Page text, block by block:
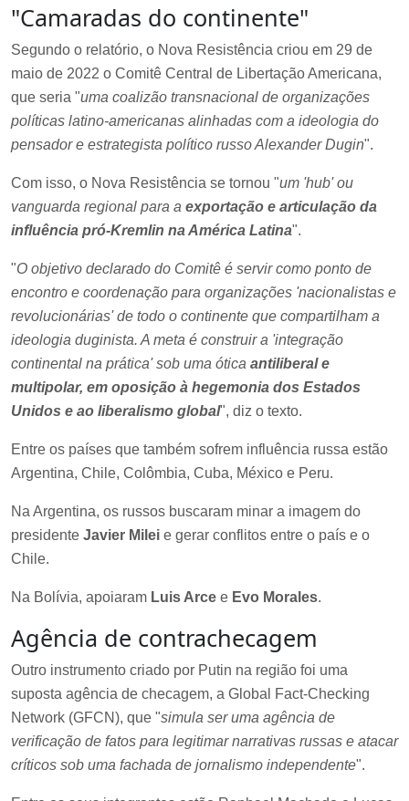
"Camaradas do continente"
Segundo o relatório, o Nova Resistência criou em 29 de
maio de 2022 o Comitê Central de Libertação Americana,
que seria "uma coalizão transnacional de organizações
políticas latino-americanas alinhadas com a ideologia do
pensador e estrategista político russo Alexander Dugin".
Com isso, o Nova Resistência se tornou "um 'hub' ou
vanguarda regional para a exportação e articulação da
influência pró-Kremlin na América Latina".
"O objetivo declarado do Comitê é servir como ponto de
encontro e coordenação para organizações 'nacionalistas e
revolucionárias' de todo o continente que compartilham a
ideologia duginista. A meta é construir a 'integração
continental na prática' sob uma ótica antiliberal e
multipolar, em oposição à hegemonia dos Estados
Unidos e ao liberalismo global", diz o texto.
Entre os países que também sofrem influência russa estão
Argentina, Chile, Colômbia, Cuba, México e Peru.
Na Argentina, os russos buscaram minar a imagem do
presidente Javier Milei e gerar conflitos entre o país e o
Chile.
Na Bolívia, apoiaram Luis Arce e Evo Morales.
Agência de contrachecagem
Outro instrumento criado por Putin na região foi uma
suposta agência de checagem, a Global Fact-Checking
Network (GFCN), que "simula ser uma agência de
verificação de fatos para legitimar narrativas russas e atacar
críticos sob uma fachada de jornalismo independente".